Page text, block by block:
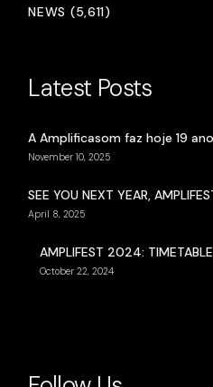
NEWS (5,611)
Latest Posts
A Amplificasom faz hoje 19
November 10, 2025
SEE YOU NEXT YEAR,
April 8, 2025
AMPLIFEST 2024: TIMETABLE
October 22, 2024